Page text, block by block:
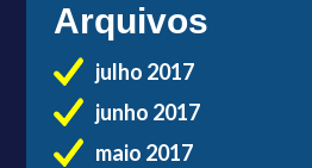
Arquivos
julho 2017
junho 2017
maio 2017